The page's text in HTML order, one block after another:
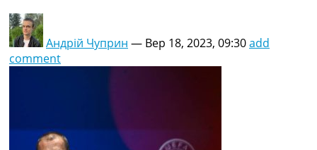
Андрій Чуприн — Вер 18, 2023, 09:30add
comment